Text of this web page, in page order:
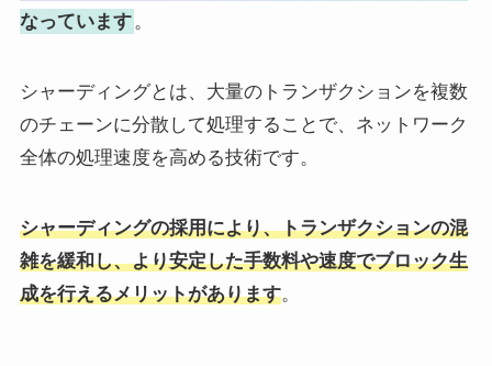
なっています。
シャーディングとは、大量のトランザクションを複数
のチェーンに分散して処理することで、ネットワーク
全体の処理速度を高める技術です。
シャーディングの採用により、トランザクションの混
雑を緩和し、より安定した手数料や速度でブロック生
成を行えるメリットがあります。